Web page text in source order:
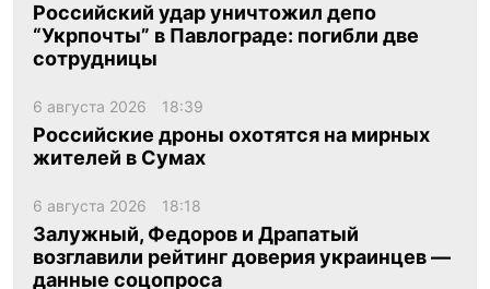
Российский удар уничтожил депо
“Укрпочты” в Павлограде: погибли две
сотрудницы
6 августа 2026 18:39
Российские дроны охотятся на мирных
жителей в Сумах
6 августа 2026 18:18
Залужный, Федоров и Драпатый
возглавили рейтинг доверия украинцев —
данные соцопроса